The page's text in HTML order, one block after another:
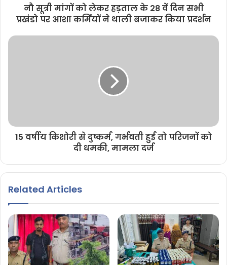
नौ सूत्री मांगों को लेकर हड़ताल के 28 वें दिन सभी
प्रखंडो पर आशा कर्मियों ने थाली बजाकर किया प्रदर्शन
15 वर्षीय किशोरी से दुष्कर्म, गर्भवती हुई तो परिजनों को
दी धमकी, मामला दर्ज
Related Articles